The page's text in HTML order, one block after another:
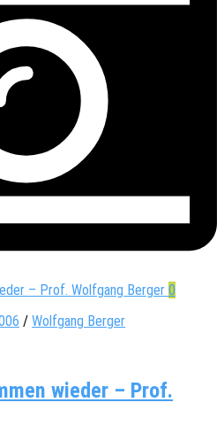
0
/ Wolfgang Berger
wieder – Prof.